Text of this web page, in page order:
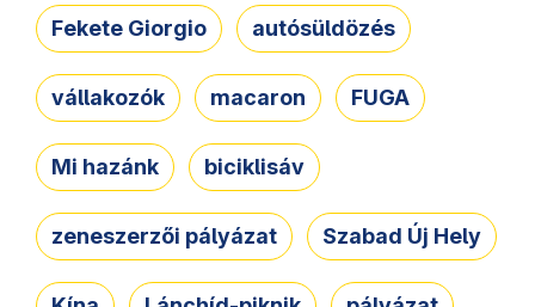
Fekete Giorgio autósüldözés
vállakozók macaron FUGA
Mi hazánk biciklisáv
zeneszerzői pályázat Szabad Új Hely